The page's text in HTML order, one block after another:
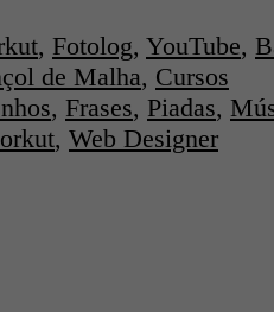
, Fotolog, YouTube,
de Malha, Cursos
, Frases, Piadas,
, Web Designer